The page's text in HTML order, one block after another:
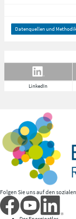
Datenquellen und Methodik
LinkedIn
Folgen Sie uns auf den